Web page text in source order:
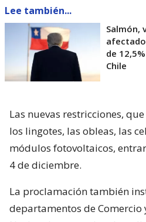
Lee también...
Salmón,
de
Chile
Las nuevas restricciones,
los lingotes, las obleas, las
módulos fotovoltaicos,
4 de diciembre.
La proclamación también
departamentos de Comercio